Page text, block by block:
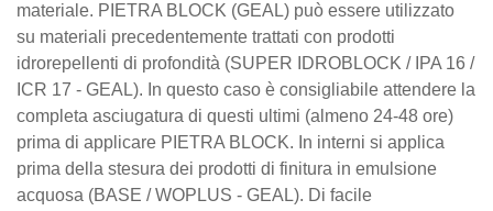
materiale. PIETRA BLOCK (GEAL) può essere utilizzato
su materiali precedentemente trattati con prodotti
idrorepellenti di profondità (SUPER IDROBLOCK / IPA 16 /
ICR 17 - GEAL). In questo caso è consigliabile attendere la
completa asciugatura di questi ultimi (almeno 24-48 ore)
prima di applicare PIETRA BLOCK. In interni si applica
prima della stesura dei prodotti di finitura in emulsione
acquosa (BASE / WOPLUS - GEAL). Di facile